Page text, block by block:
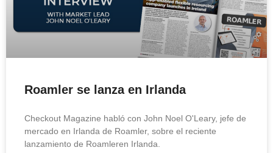
Roamler se lanza en Irlanda
Checkout Magazine habló con John Noel O'Leary, jefe de
mercado en Irlanda de Roamler, sobre el reciente
lanzamiento de Roamleren Irlanda.